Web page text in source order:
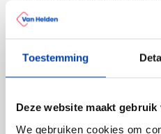
Toestemming
Deze website maakt gebruik
We gebruiken cookies om
houtskoolbarbecue
onderweg. Je klapt de
formaat is perfect voor
op elke picknicktafel of
grillmoment snel
barbecue altijd klaar voor
logo